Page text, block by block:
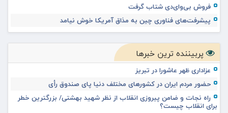
فروش بی‌وای‌دی شتاب گرفت
پیشرفت‌های فناوری چین به مذاق آمریکا خوش نیامد
پربیننده ترین خبرها
عزاداری ظهر عاشورا در تبریز
حضور مردم ایران در کشورهای مختلف دنیا پای صندوق رأی
راه نجات و ضامن پیروزی انقلاب از نظر شهید بهشتی/ بزرگترین خطر
برای انقلاب چیست؟